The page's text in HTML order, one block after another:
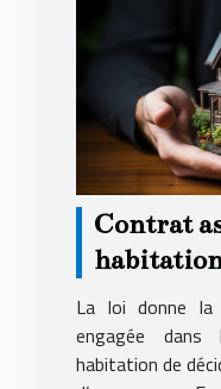
Contrat
résilier ?
La loi donne la
engagée dans
habitation de